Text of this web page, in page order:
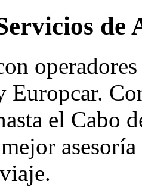
de
Europcar.
el Cabo